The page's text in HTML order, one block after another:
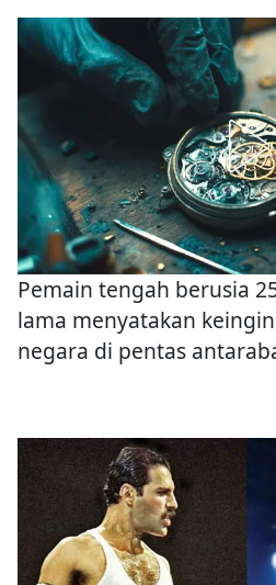
Pemain tengah berusia
lama menyatakan
negara di pentas